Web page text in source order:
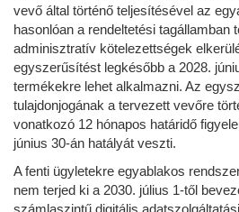
vevő által történő teljesítésével az
hasonlóan a rendeltetési tagállamban
adminisztratív kötelezettségek
egyszerűsítést legkésőbb a 2028.
termékekre lehet alkalmazni. Az
tulajdonjogának a tervezett vevőre
vonatkozó 12 hónapos határidő
június 30-án hatályát veszti.
A fenti ügyletekre egyablakos
nem terjed ki a 2030. július 1-től
számlaszintű digitális